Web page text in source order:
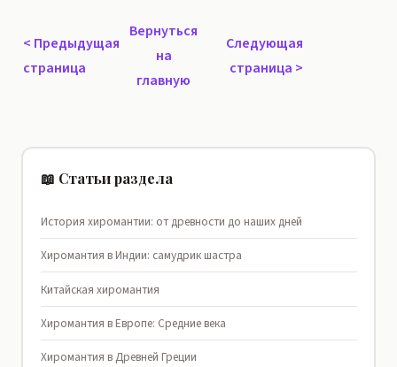
< Предыдущая
страница
Вернуться
на
главную
Следующая
страница >
📖 Статьи раздела
История хиромантии: от древности до наших дней
Хиромантия в Индии: самудрик шастра
Китайская хиромантия
Хиромантия в Европе: Средние века
Хиромантия в Древней Греции